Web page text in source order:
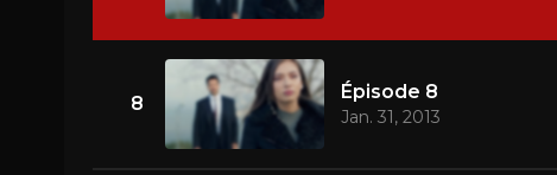
8
Épisode 8
Jan. 31, 2013